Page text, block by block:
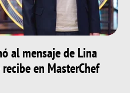
al mensaje de Lina
en MasterChef